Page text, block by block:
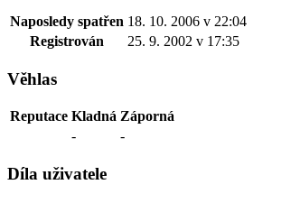
Naposledy spatřen 18. 10. 2006 v 22:04
Registrován
25. 9. 2002 v 17:35
Věhlas
Reputace Kladná Záporná
-
-
Díla uživatele